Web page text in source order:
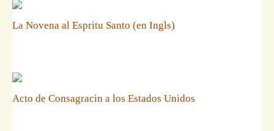
La Novena al Espritu Santo (en Ingls)
Acto de Consagracin a los Estados Unidos